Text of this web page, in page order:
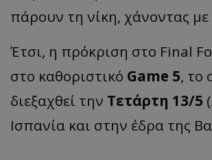
πάρουν τη νίκη, χάνοντας με
Έτσι, η πρόκριση στο Final
στο καθοριστικό Game 5, το
διεξαχθεί την Τετάρτη 13/5
Ισπανία και στην έδρα της